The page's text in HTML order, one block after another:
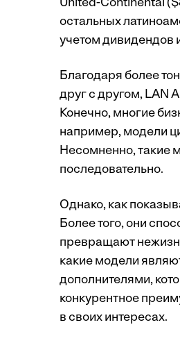
United-Continental
остальных
учетом дивидендов
Благодаря более
друг с другом, LAN
Конечно, многие
например, модели
Несомненно, такие
последовательно.
Однако, как
Более того, они
превращают
какие модели
дополнителями,
конкурентное
в своих интересах.